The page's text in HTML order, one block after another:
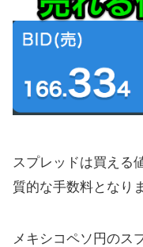
スプレッドは買える
質的な手数料となり
メキシコペソ円のス